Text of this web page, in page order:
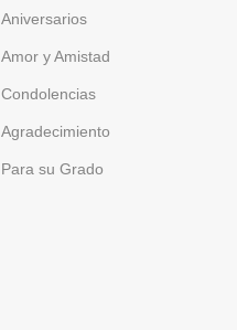
Aniversarios
Amor y Amistad
Condolencias
Agradecimiento
Para su Grado